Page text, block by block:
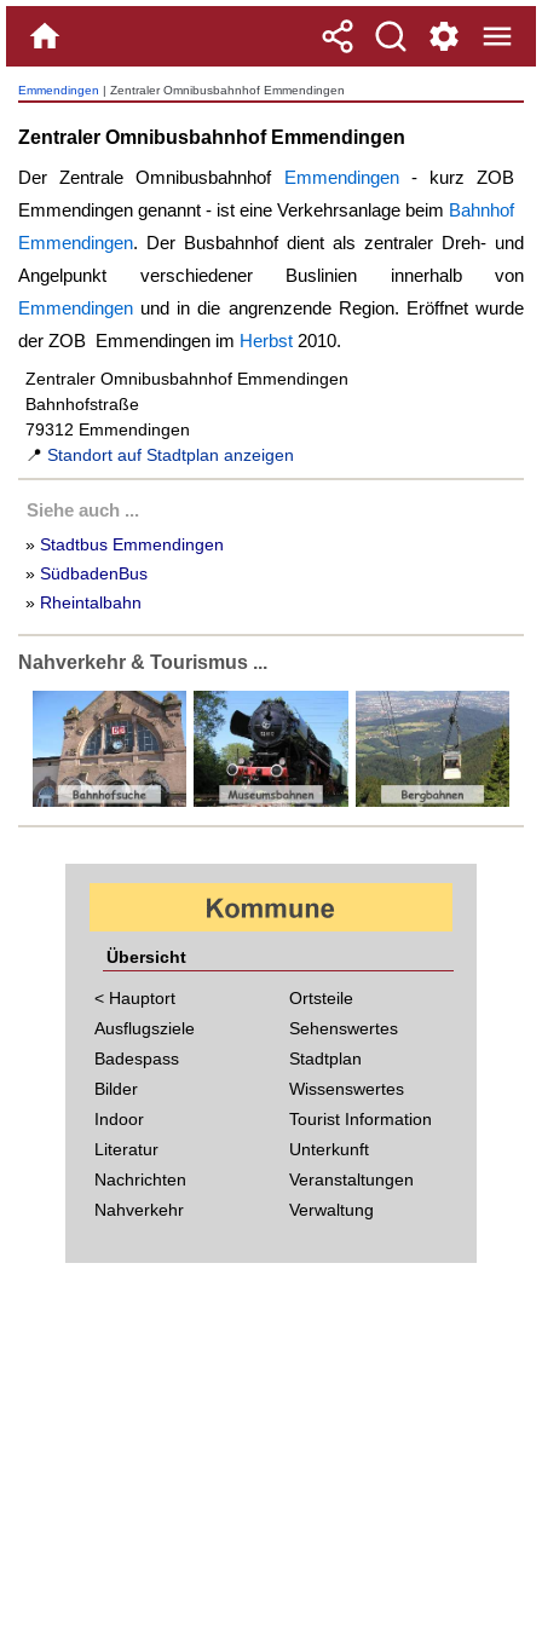
Emmendingen | Zentraler Omnibusbahnhof Emmendingen
Zentraler Omnibusbahnhof Emmendingen
Der Zentrale Omnibusbahnhof Emmendingen- kurz ZOB
Emmendingen genannt - ist eine Verkehrsanlage beim Bahnhof
Emmendingen. Der Busbahnhof dient als zentraler Dreh- und
Angelpunkt verschiedener Buslinien innerhalb von
Emmendingen und in die angrenzende Region. Eröffnet wurde
der ZOB Emmendingen im Herbst 2010.
Zentraler Omnibusbahnhof Emmendingen
Bahnhofstraße
79312 Emmendingen
📍 Standort auf Stadtplan anzeigen
Siehe auch ...
» Stadtbus Emmendingen
» SüdbadenBus
» Rheintalbahn
Nahverkehr & Tourismus ...
Übersicht
< Hauptort
Ausflugsziele
Badespass
Bilder
Indoor
Literatur
Nachrichten
Nahverkehr
Ortsteile
Sehenswertes
Stadtplan
Wissenswertes
Tourist Information
Unterkunft
Veranstaltungen
Verwaltung